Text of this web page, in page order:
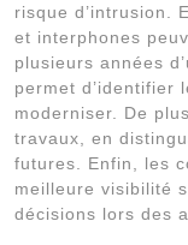
risque d’intrusion.
et interphones
plusieurs années
permet d’identifier
moderniser. De
travaux, en
futures. Enfin, les
meilleure visibilité
décisions lors des